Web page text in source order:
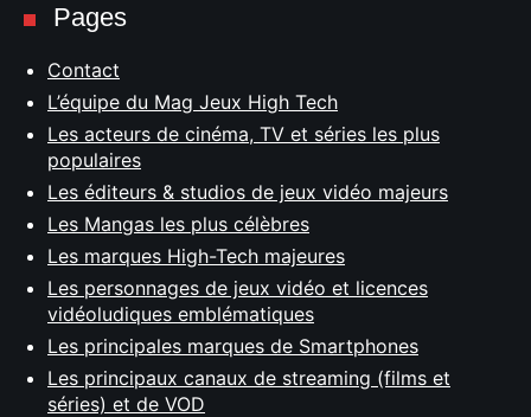
Pages
Contact
L’équipe du Mag Jeux High Tech
Les acteurs de cinéma, TV et séries les plus
populaires
Les éditeurs & studios de jeux vidéo majeurs
Les Mangas les plus célèbres
Les marques High-Tech majeures
Les personnages de jeux vidéo et licences
vidéoludiques emblématiques
Les principales marques de Smartphones
Les principaux canaux de streaming (films et
séries) et de VOD